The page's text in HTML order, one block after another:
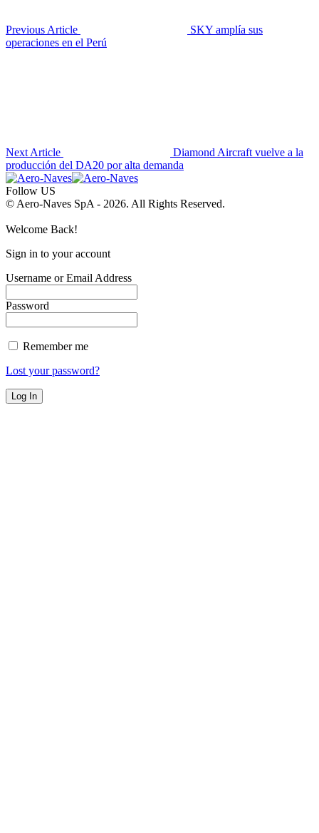
Previous Article
SKY amplía sus
operaciones en el Perú
Next Article
Diamond Aircraft vuelve a la
producción del DA20 por alta demanda
Follow US
© Aero-Naves SpA - 2026. All Rights Reserved.
Welcome Back!
Sign in to your account
Username or Email Address
Password
Remember me
Lost your password?